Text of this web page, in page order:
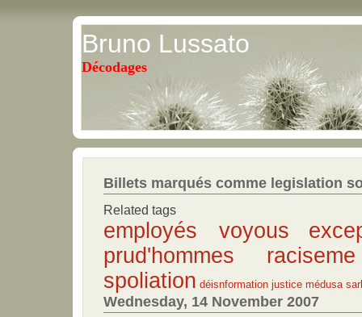
Bruno Lussato
Décodages
Billets marqués comme legislation
Related tags
employés voyous
prud'hommes
spoliation déisnformation justice médusa
Wednesday, 14 November 2007